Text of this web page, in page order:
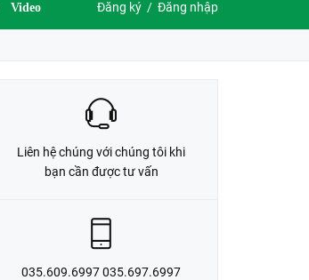
Video Đăng ký / Đăng nhập
Liên hệ chúng với chúng tôi khi
bạn cần được tư vấn
035.609.6997 035.697.6997